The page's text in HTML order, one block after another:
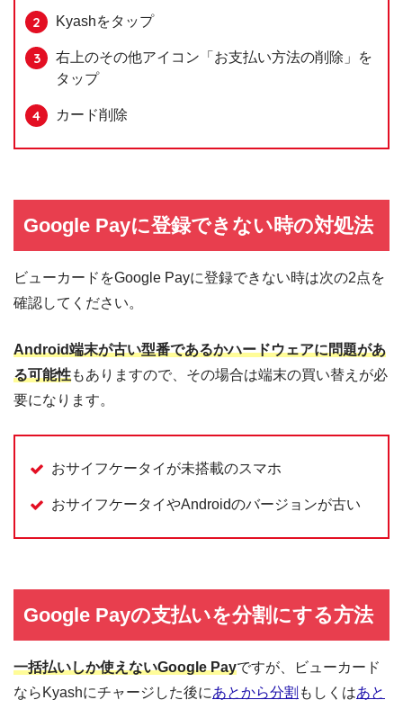
Kyashをタップ
右上のその他アイコン「お支払い方法の削除」を
タップ
カード削除
Google Payに登録できない時の対処法
ビューカードをGoogle Payに登録できない時は次の2点を
確認してください。
Android端末が古い型番であるかハードウェアに問題があ
る可能性もありますので、その場合は端末の買い替えが必
要になります。
おサイフケータイが未搭載のスマホ
おサイフケータイやAndroidのバージョンが古い
Google Payの支払いを分割にする方法
一括払いしか使えないGoogle Payですが、ビューカード
ならKyashにチャージした後にあとから分割 もしくはあと